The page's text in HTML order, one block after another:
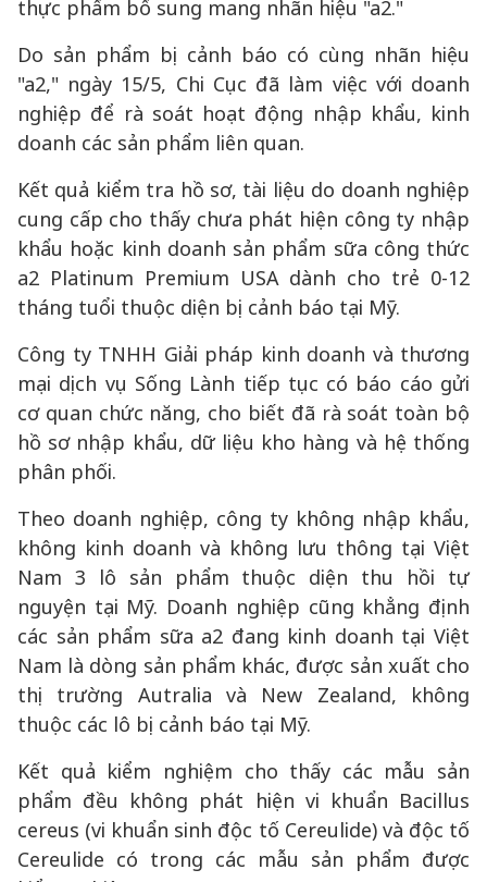
thực phẩm bổ sung mang nhãn hiệu "a2."
Do sản phẩm bị cảnh báo có cùng nhãn hiệu
"a2," ngày 15/5, Chi Cục đã làm việc với doanh
nghiệp để rà soát hoạt động nhập khẩu, kinh
doanh các sản phẩm liên quan.
Kết quả kiểm tra hồ sơ, tài liệu do doanh nghiệp
cung cấp cho thấy chưa phát hiện công ty nhập
khẩu hoặc kinh doanh sản phẩm sữa công thức
a2 Platinum Premium USA dành cho trẻ 0-12
tháng tuổi thuộc diện bị cảnh báo tại Mỹ.
Công ty TNHH Giải pháp kinh doanh và thương
mại dịch vụ Sống Lành tiếp tục có báo cáo gửi
cơ quan chức năng, cho biết đã rà soát toàn bộ
hồ sơ nhập khẩu, dữ liệu kho hàng và hệ thống
phân phối.
Theo doanh nghiệp, công ty không nhập khẩu,
không kinh doanh và không lưu thông tại Việt
Nam 3 lô sản phẩm thuộc diện thu hồi tự
nguyện tại Mỹ. Doanh nghiệp cũng khẳng định
các sản phẩm sữa a2 đang kinh doanh tại Việt
Nam là dòng sản phẩm khác, được sản xuất cho
thị trường Autralia và New Zealand, không
thuộc các lô bị cảnh báo tại Mỹ.
Kết quả kiểm nghiệm cho thấy các mẫu sản
phẩm đều không phát hiện vi khuẩn Bacillus
cereus (vi khuẩn sinh độc tố Cereulide) và độc tố
Cereulide có trong các mẫu sản phẩm được